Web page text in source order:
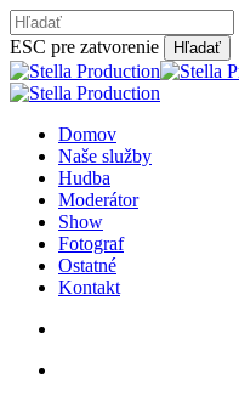
Skip
to
main
content
ESC pre zatvorenie
Hľadať
Close
Search
hľadať
Menu
Domov
Naše služby
Hudba
Moderátor
Show
Fotograf
Ostatné
Kontakt